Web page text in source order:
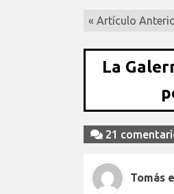
« Artículo
La
21
Tomás